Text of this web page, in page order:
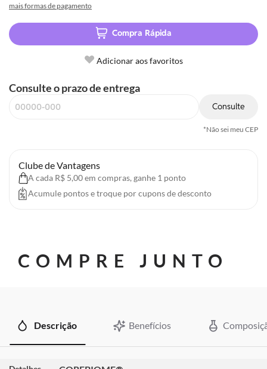
mais formas de pagamento
Compra Rápida
Adicionar aos favoritos
Consulte o prazo de entrega
Consulte
*Não sei meu CEP
Clube de Vantagens
A cada R$ 5,00 em compras, ganhe 1 ponto
Acumule pontos e troque por cupons de desconto
COMPRE JUNTO
Descrição Benefícios